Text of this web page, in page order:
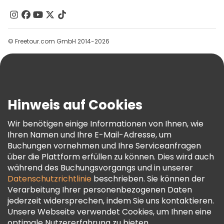
Kontakt
Gruppen
Hilfe
AGB Und Rechtliches
Cookie-Richtlinie
Freetour Auszeichnungen
Treueprogramm
© Freetour.com GmbH 2014-2026
Hinweis auf Cookies
Wir benötigen einige Informationen von Ihnen, wie
Ihren Namen und Ihre E-Mail-Adresse, um
Buchungen vornehmen und Ihre Serviceanfragen
über die Plattform erfüllen zu können. Dies wird auch
während des Buchungsvorgangs und in unserer
Datenschutzrichtlinie beschrieben. Sie können der
Verarbeitung Ihrer personenbezogenen Daten
jederzeit widersprechen, indem Sie uns kontaktieren.
Unsere Webseite verwendet Cookies, um Ihnen eine